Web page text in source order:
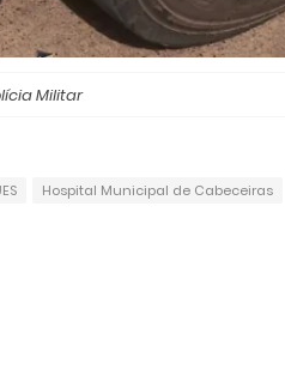
Militar
Hospital Municipal de Cabeceiras